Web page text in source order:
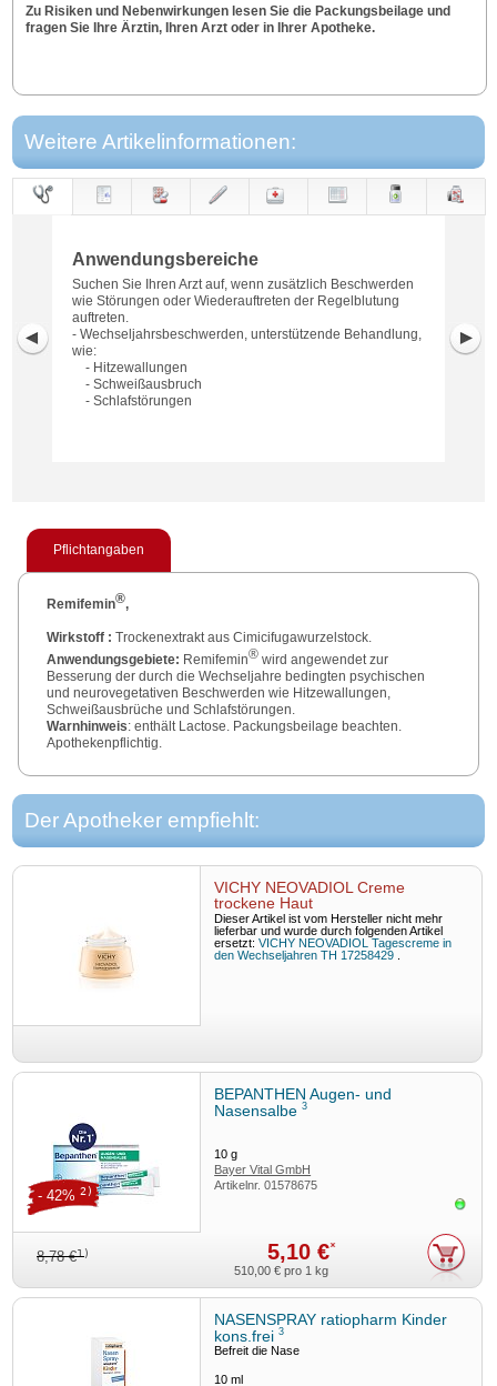
Zu Risiken und Nebenwirkungen lesen Sie die Packungsbeilage und
fragen Sie Ihre Ärztin, Ihren Arzt oder in Ihrer Apotheke.
Weitere Artikelinformationen:
Anwendungsbereiche
Suchen Sie Ihren Arzt auf, wenn zusätzlich Beschwerden
wie Störungen oder Wiederauftreten der Regelblutung
auftreten.
- Wechseljahrsbeschwerden, unterstützende Behandlung,
wie:
- Hitzewallungen
- Schweißausbruch
- Schlafstörungen
Pflichtangaben
Remifemin®,
Wirkstoff : Trockenextrakt aus Cimicifugawurzelstock.
Anwendungsgebiete: Remifemin®wird angewendet zur
Besserung der durch die Wechseljahre bedingten psychischen
und neurovegetativen Beschwerden wie Hitzewallungen,
Schweißausbrüche und Schlafstörungen.
Warnhinweis: enthält Lactose. Packungsbeilage beachten.
Apothekenpflichtig.
Zu Risiken und Nebenwirkungen lesen Sie die Packungsbeilage
und fragen Sie Ihre Ärztin, Ihren Arzt oder in Ihrer Apotheke.
Stand:11/2023.
Der Apotheker empfiehlt:
VICHY NEOVADIOL Creme
trockene Haut
Dieser Artikel ist vom Hersteller nicht mehr
lieferbar und wurde durch folgenden Artikel
ersetzt:VICHY NEOVADIOL Tagescreme in
den Wechseljahren TH 17258429
BEPANTHEN Augen- und
Nasensalbe3
10g
Bayer Vital GmbH
Artikelnr.01578675
8,78 €1) 5,10 €*
- 42% 2)
510,00 € pro 1 kg
NASENSPRAY ratiopharm Kinder
kons.frei3
Befreit die Nase
10ml